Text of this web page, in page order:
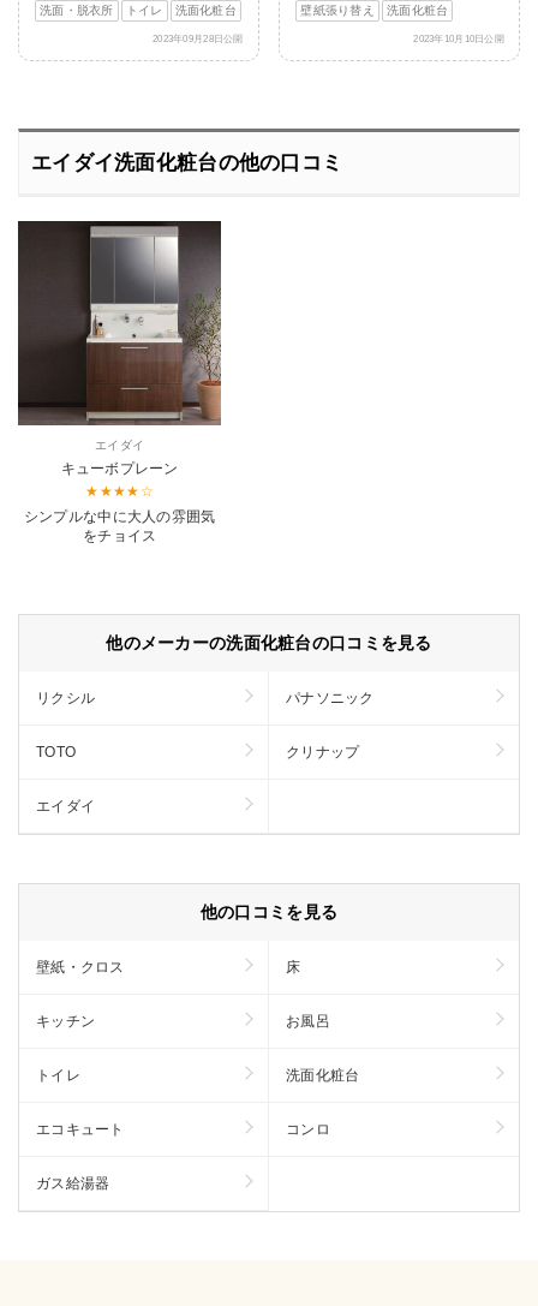
洗面・脱衣所
トイレ 洗面化粧台
2023年09月28日公開
壁紙張り替え
洗面化粧台
2023年10月10日公開
エイダイ洗面化粧台の他の口コミ
エイダイ
キューボプレーン
シンプルな中に大人の雰囲気
をチョイス
他のメーカーの洗面化粧台の口コミを見る
リクシル パナソニック
TOTO クリナップ
エイダイ
他の口コミを見る
壁紙・クロス 床
キッチン お風呂
トイレ 洗面化粧台
エコキュート コンロ
ガス給湯器